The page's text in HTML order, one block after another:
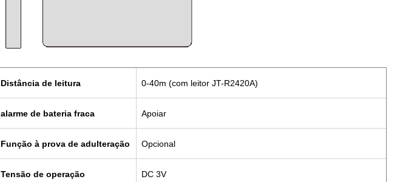
Distância de leitura 0-40m (com leitor JT-R2420A)
alarme de bateria fraca Apoiar
Função à prova de adulteração Opcional
Tensão de operação DC 3V